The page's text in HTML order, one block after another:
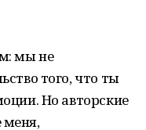
мы не
того, что ты
Но авторские
меня,